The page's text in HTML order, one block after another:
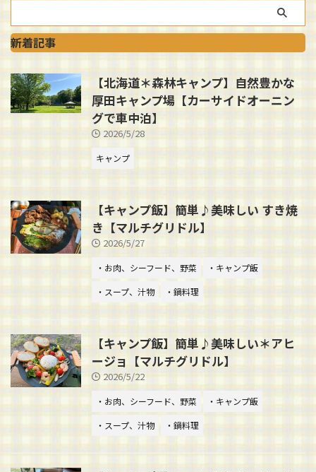
新着記事
【北海道＊森林キャンプ】自然豊かな
厚田キャンプ場【カーサイドオーニン
グで車中泊】
2026/5/28
キャンプ
【キャンプ飯】簡単♪美味しい すき焼
き【マルチグリドル】
2026/5/27
・お肉、シーフード、野菜
・キャンプ飯
・スープ、汁物
・鍋料理
【キャンプ飯】簡単♪美味しい＊アヒ
ージョ【マルチグリドル】
2026/5/22
・お肉、シーフード、野菜
・キャンプ飯
・スープ、汁物
・鍋料理